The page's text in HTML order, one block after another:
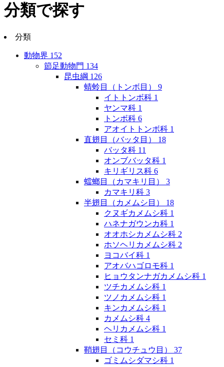
分類で探す
分類
動物界 152
節足動物門 134
昆虫綱 126
蜻蛉目（トンボ目） 9
イトトンボ科 1
ヤンマ科 1
トンボ科 6
アオイトトンボ科 1
直翅目（バッタ目） 18
バッタ科 11
オンブバッタ科 1
キリギリス科 6
蟷螂目（カマキリ目） 3
カマキリ科 3
半翅目（カメムシ目） 18
クヌギカメムシ科 1
ハネナガウンカ科 1
オオホシカメムシ科 2
ホソヘリカメムシ科 2
ヨコバイ科 1
アオバハゴロモ科 1
ヒョウタンナガカメムシ科 1
ツチカメムシ科 1
ツノカメムシ科 1
キンカメムシ科 1
カメムシ科 4
ヘリカメムシ科 1
セミ科 1
鞘翅目（コウチュウ目） 37
ゴミムシダマシ科 1